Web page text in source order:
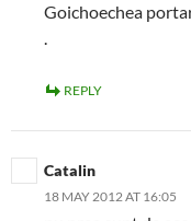
Goichoechea
.
REPLY
Catalin
18 MAY 2012 AT 16:05